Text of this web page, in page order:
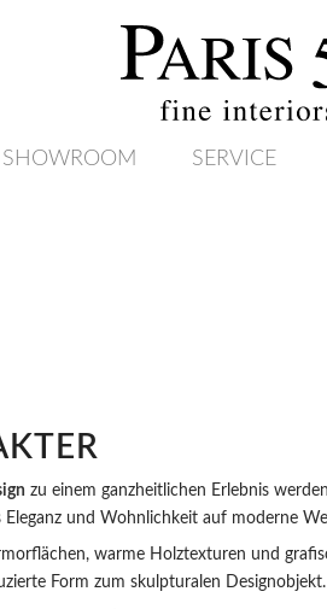
SHOWROOM SERVICE
zu einem ganzheitlichen Erlebnis
Eleganz und Wohnlichkeit auf moderne
warme Holztexturen und
Form zum skulpturalen Designobjekt.